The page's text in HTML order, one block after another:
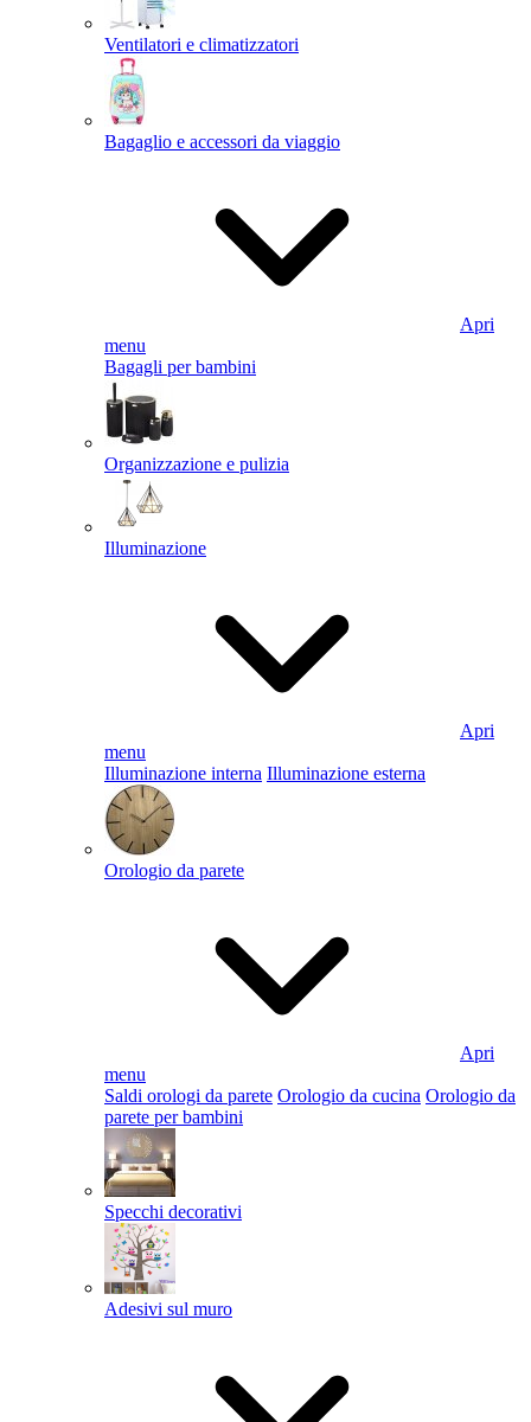
Ventilatori e climatizzatori
Bagaglio e accessori da viaggio
Apri
menu
Bagagli per bambini
Organizzazione e pulizia
Illuminazione
Apri
menu
Illuminazione interna Illuminazione esterna
Orologio da parete
Apri
menu
Saldi orologi da parete Orologio da cucina Orologio da
parete per bambini
Specchi decorativi
Adesivi sul muro